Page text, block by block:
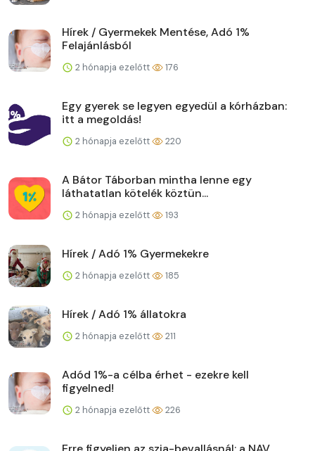
Hírek / Gyermekek Mentése, Adó 1%
Felajánlásból
2 hónapja ezelőtt 176
Egy gyerek se legyen egyedül a kórházban:
itt a megoldás!
2 hónapja ezelőtt 220
A Bátor Táborban mintha lenne egy
láthatatlan kötelék köztün...
2 hónapja ezelőtt 193
Hírek / Adó 1% Gyermekekre
2 hónapja ezelőtt 185
Hírek / Adó 1% állatokra
2 hónapja ezelőtt 211
Adód 1%-a célba érhet - ezekre kell
figyelned!
2 hónapja ezelőtt 226